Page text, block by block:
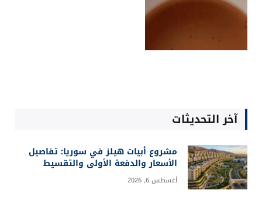
آخر التحديثات
مشروع أبيات هيلز في سوريا: تفاصيل
الأسعار والدفعة الأولى والتقسيط
أغسطس 6, 2026